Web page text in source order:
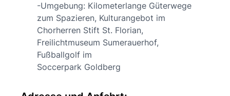
-Umgebung: Kilometerlange Güterwege
zum Spazieren, Kulturangebot im
Chorherren Stift St. Florian,
Freilichtmuseum Sumerauerhof,
Fußballgolf im
Soccerpark Goldberg